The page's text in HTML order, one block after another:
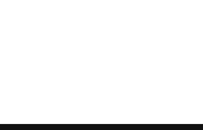
Nuestro sitio web utiliza cookies capaces de leer,